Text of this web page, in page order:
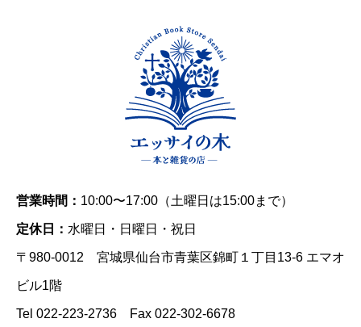
営業時間： 10:00〜17:00（土曜日は15:00まで）
定休日： 水曜日・日曜日・祝日
〒980-0012 宮城県仙台市青葉区錦町１丁目13-6 エマオ
ビル1階
Tel 022-223-2736 Fax 022-302-6678